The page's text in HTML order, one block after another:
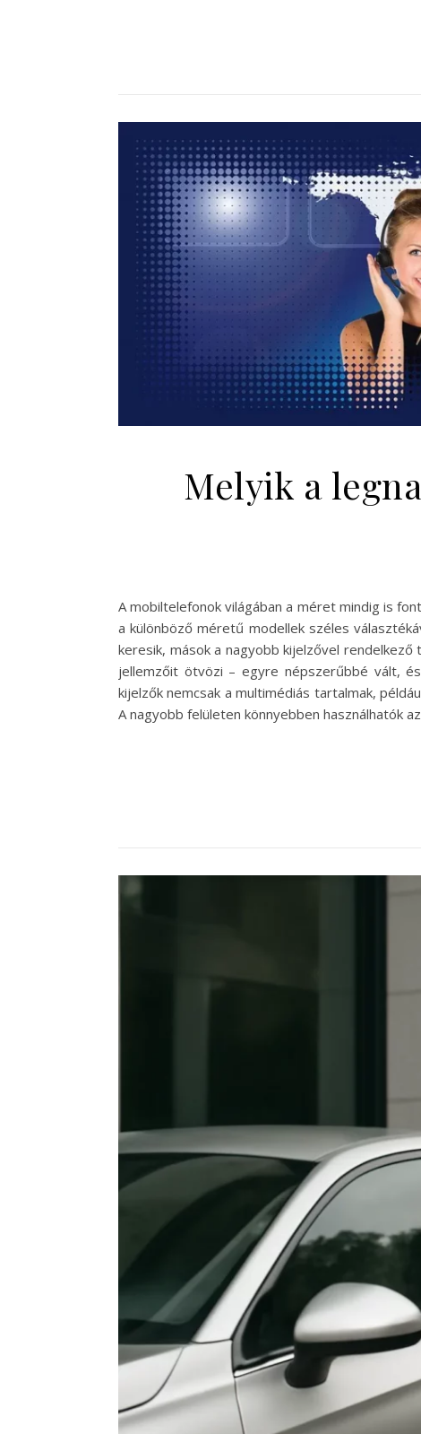
Melyik a
A mobiltelefonok világában a méret mindig is
a különböző méretű modellek széles
keresik, mások a nagyobb kijelzővel
jellemzőit ötvözi – egyre népszerűbbé vált,
kijelzők nemcsak a multimédiás tartalmak,
A nagyobb felületen könnyebben használhatók